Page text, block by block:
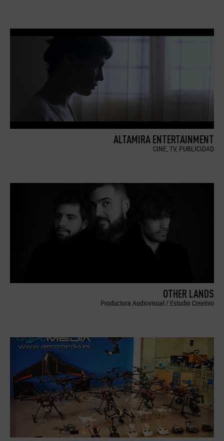
ALTAMIRA ENTERTAINMENT
CINE, TV, PUBLICIDAD
OTHER LANDS
Productora Audiovisual / Estudio Creativo